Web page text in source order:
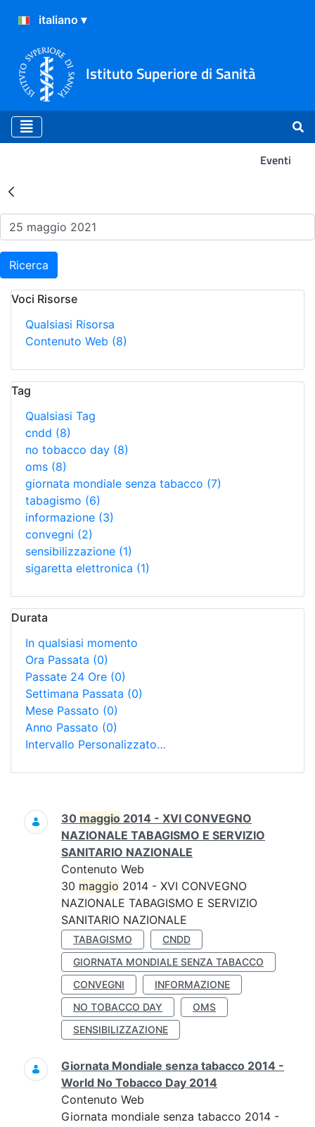
Istituto Superiore di Sanità
Eventi
Risultati della Ricerca -
Ricerca
Voci Risorse
Qualsiasi Risorsa
Contenuto Web (8)
Tag
Qualsiasi Tag
cndd (8)
no tobacco day (8)
oms (8)
giornata mondiale senza tabacco (7)
tabagismo (6)
informazione (3)
convegni (2)
sensibilizzazione (1)
sigaretta elettronica (1)
Durata
In qualsiasi momento
Ora Passata (0)
Passate 24 Ore (0)
Settimana Passata (0)
Mese Passato (0)
Anno Passato (0)
Intervallo Personalizzato…
Ricerca
30 maggio 2014 - XVI CONVEGNO
NAZIONALE TABAGISMO E SERVIZIO
SANITARIO NAZIONALE
Contenuto Web
30 maggio 2014 - XVI CONVEGNO
NAZIONALE TABAGISMO E SERVIZIO
SANITARIO NAZIONALE
TABAGISMO
CNDD
GIORNATA MONDIALE SENZA TABACCO
CONVEGNI
INFORMAZIONE
NO TOBACCO DAY
OMS
SENSIBILIZZAZIONE
Giornata Mondiale senza tabacco 2014 -
World No Tobacco Day 2014
Contenuto Web
Giornata mondiale senza tabacco 2014 -